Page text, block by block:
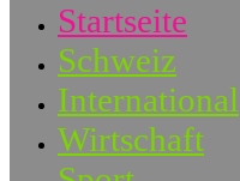
Startseite
Schweiz
International
Wirtschaft